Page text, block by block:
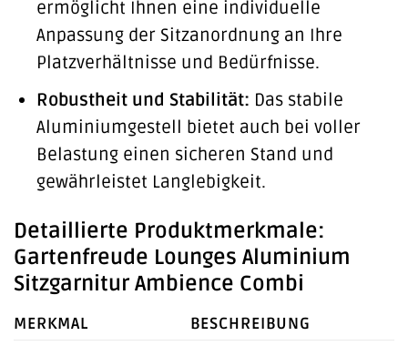
ermöglicht Ihnen eine individuelle
Anpassung der Sitzanordnung an Ihre
Platzverhältnisse und Bedürfnisse.
Robustheit und Stabilität: Das stabile
Aluminiumgestell bietet auch bei voller
Belastung einen sicheren Stand und
gewährleistet Langlebigkeit.
Detaillierte Produktmerkmale:
Gartenfreude Lounges Aluminium
Sitzgarnitur Ambience Combi
MERKMAL BESCHREIBUNG